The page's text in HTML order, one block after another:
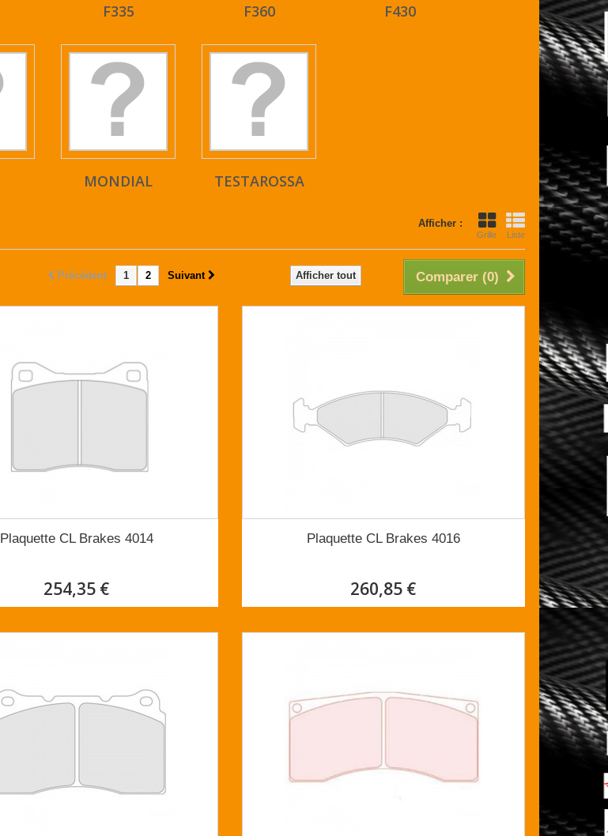
F335 F360 F430
MONDIAL TESTAROSSA
Afficher :
Grille Liste
Comparer (0)
Afficher tout
Précédent 1 2 Suivant
Plaquette CL Brakes 4014
254,35 €
Plaquette CL Brakes 4016
260,85 €